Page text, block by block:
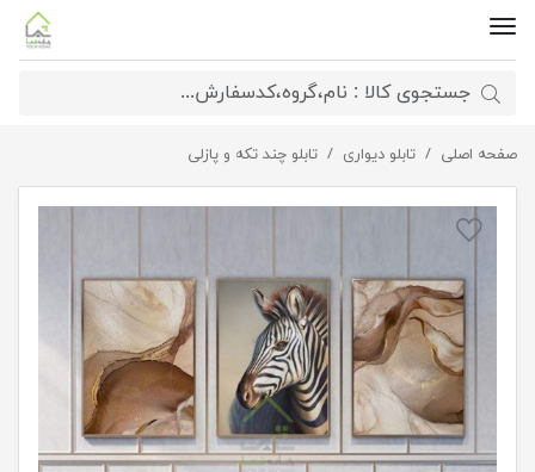
صفحه اصلی تابلو دیواری تابلو چند تکه و پازلی
تابلوی آبسترکت قهوه ای و طرح گوره خر